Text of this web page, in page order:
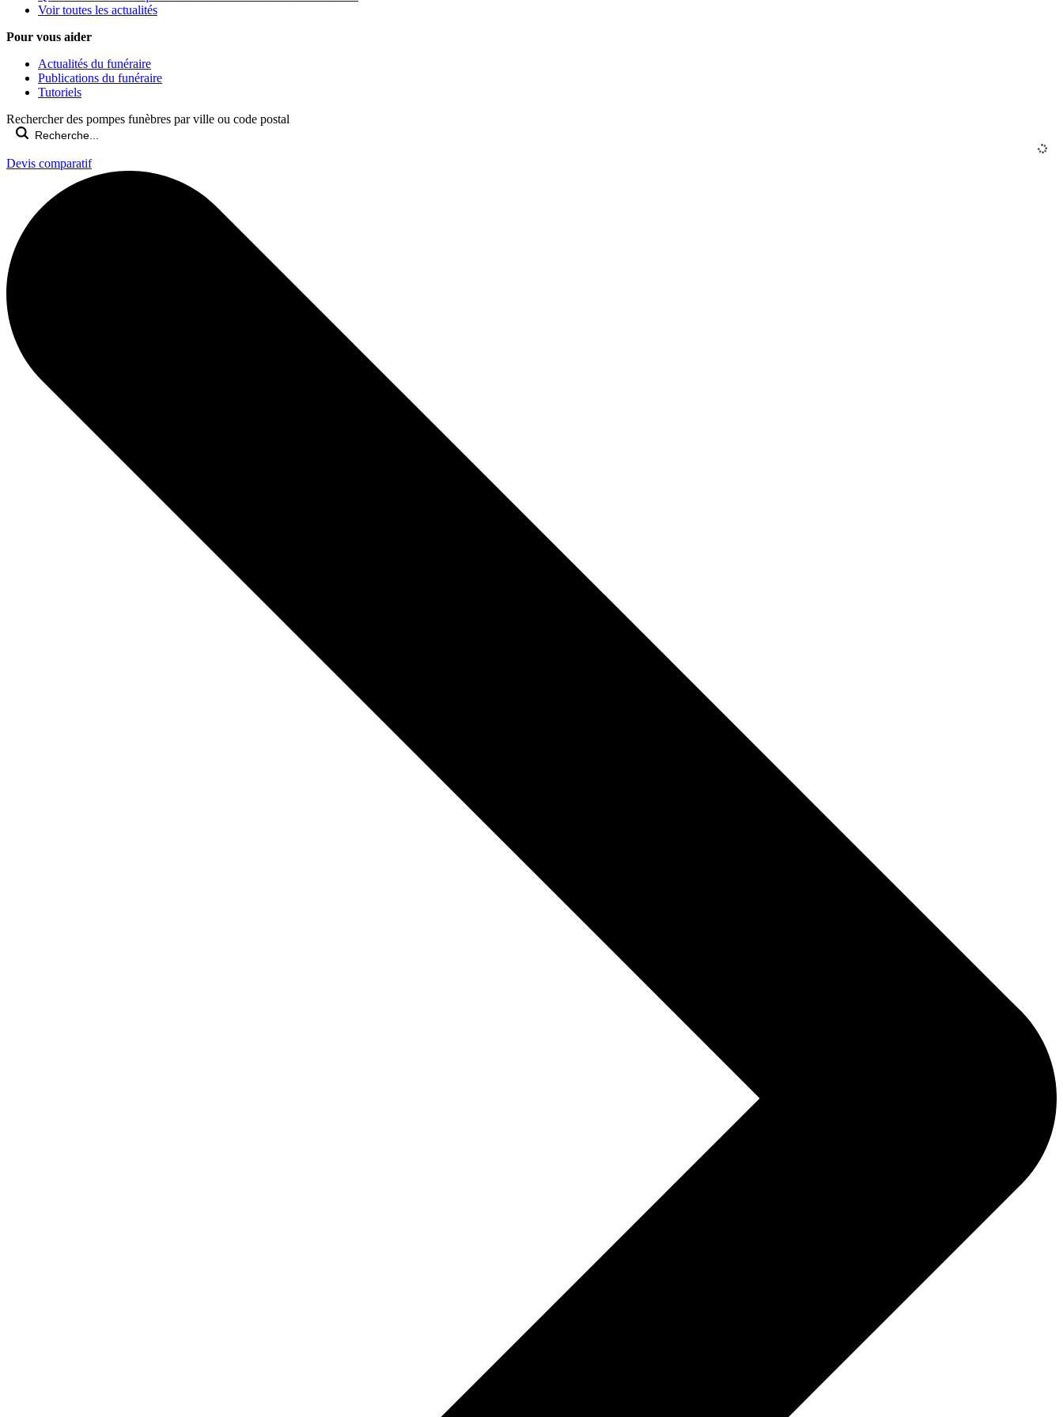
Voir toutes les actualités
Pour vous aider
Actualités du funéraire
Publications du funéraire
Tutoriels
Rechercher des pompes funèbres par ville ou code postal
Devis comparatif